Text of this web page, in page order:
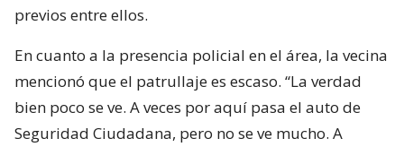
previos entre ellos.
En cuanto a la presencia policial en el área, la vecina
mencionó que el patrullaje es escaso. “La verdad
bien poco se ve. A veces por aquí pasa el auto de
Seguridad Ciudadana, pero no se ve mucho. A